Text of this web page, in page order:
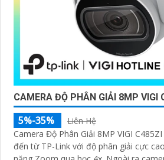
CAMERA ĐỘ PHÂN GIẢI 8MP VIGI
5%-35%
Liên Hệ
Camera Độ Phân Giải 8MP VIGI
đến từ TP-Link với độ phân giải cực